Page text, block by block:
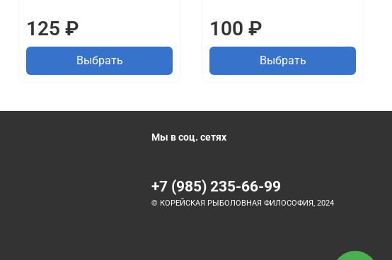
125 ₽
Выбрать
100 ₽
Выбрать
Мы в соц. сетях
+7 (985) 235-66-99
© КОРЕЙСКАЯ РЫБОЛОВНАЯ ФИЛОСОФИЯ, 2024